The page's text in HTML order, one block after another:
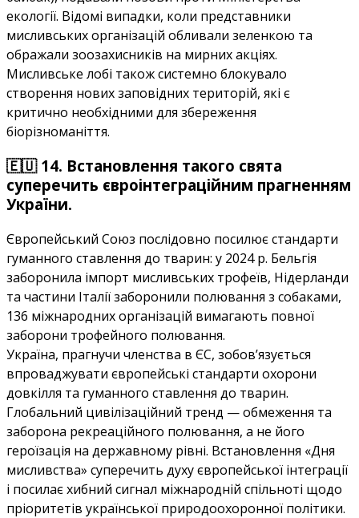
екології. Відомі випадки, коли представники
мисливських організацій обливали зеленкою та
ображали зоозахисників на мирних акціях.
Мисливське лобі також системно блокувало
створення нових заповідних територій, які є
критично необхідними для збереження
біорізноманіття.
🇪🇺 14. Встановлення такого свята
суперечить євроінтеграційним прагненням
України.
Європейський Союз послідовно посилює стандарти
гуманного ставлення до тварин: у 2024 р. Бельгія
заборонила імпорт мисливських трофеїв, Нідерланди
та частини Італії заборонили полювання з собаками,
136 міжнародних організацій вимагають повної
заборони трофейного полювання.
Україна, прагнучи членства в ЄС, зобов’язується
впроваджувати європейські стандарти охорони
довкілля та гуманного ставлення до тварин.
Глобальний цивілізаційний тренд — обмеження та
заборона рекреаційного полювання, а не його
героїзація на державному рівні. Встановлення «Дня
мисливства» суперечить духу європейської інтеграції
і посилає хибний сигнал міжнародній спільноті щодо
пріоритетів української природоохоронної політики.